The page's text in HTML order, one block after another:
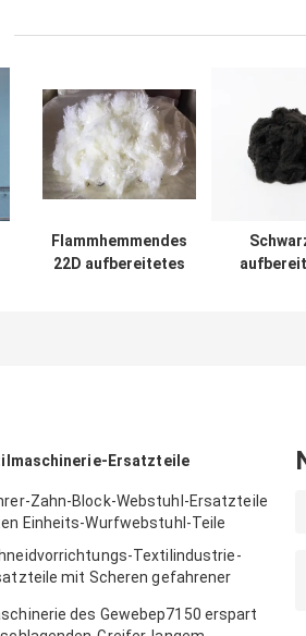
Flammhemmendes
22D aufbereitetes
Ersatzteile
Zahn-Block-Webstuhl-Ersatzteile
Einheits-Wurfwebstuhl-Teile
Textilindustrie-
mit Scheren gefahrener
des Gewebep7150 erspart